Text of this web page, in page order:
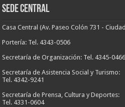
Sede Central
Casa Central (Av. Paseo Colón 731 -
Portería: Tel. 4343-0506
Secretaría de Organización: Tel. 4345-
Secretaría de Asistencia Social y Turismo:
Tel. 4342-9241
Secretaría de Prensa, Cultura y Deportes:
Tel. 4331-0604